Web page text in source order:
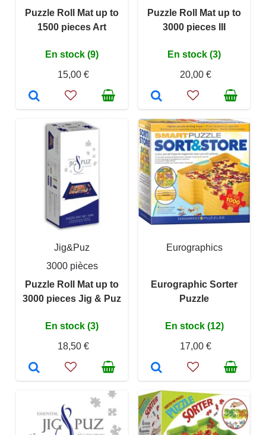
Puzzle Roll Mat up to
1500 pieces Art
En stock (9)
15,00 €
Puzzle Roll Mat up to
3000 pieces III
En stock (3)
20,00 €
Jig&Puz
3000 pièces
Puzzle Roll Mat up to
3000 pieces Jig & Puz
En stock (3)
18,50 €
Eurographics
Eurographic Sorter
Puzzle
En stock (12)
17,00 €